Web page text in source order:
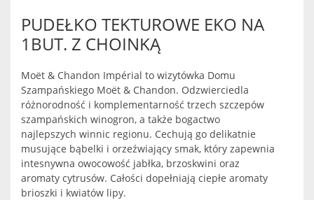
PUDEŁKO TEKTUROWE EKO NA
1BUT. Z CHOINKĄ
Moët & Chandon Impérial to wizytówka Domu
Szampańskiego Moët & Chandon. Odzwierciedla
różnorodność i komplementarność trzech szczepów
szampańskich winogron, a także bogactwo
najlepszych winnic regionu. Cechują go delikatnie
musujące bąbelki i orzeźwiający smak, który zapewnia
intesnywna owocowość jabłka, brzoskwini oraz
aromaty cytrusów. Całości dopełniają ciepłe aromaty
brioszki i kwiatów lipy.